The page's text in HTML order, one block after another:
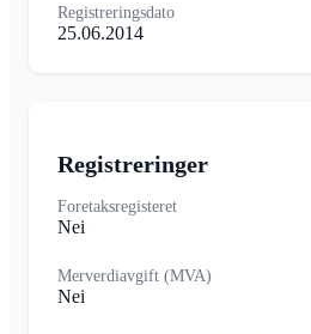
Registreringsdato
25.06.2014
Registreringer
Foretaksregisteret
Nei
Merverdiavgift (MVA)
Nei